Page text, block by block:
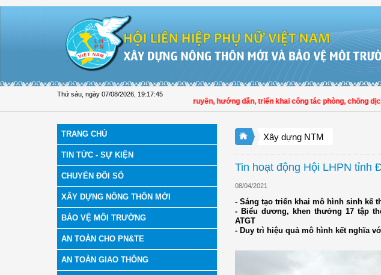
Thứ sáu, ngày 07/08/2026 19:17:46
Hội LHPN tỉnh Đồng Tháp tuyên truyền, hướng dẫn, triển khai công tác phòng, chống dịch
TRANG CHỦ
TIN TỨC - SỰ KIỆN
CHUYỂN ĐỔI SỐ
XÂY DỰNG NÔNG THÔN MỚI
BẢO VỆ MÔI TRƯỜNG
AN TOÀN CHO PN&TE
AN TOÀN GIAO THÔNG
Xây dựng NTM
Tin hoạt động Hội LHPN tỉnh
08/04/2021
- Sáng tạo triển khai mô hình sinh kế
- Biểu dương, khen thưởng 17 tập
ATGT
- Duy trì hiệu quả mô hình kết nghĩa